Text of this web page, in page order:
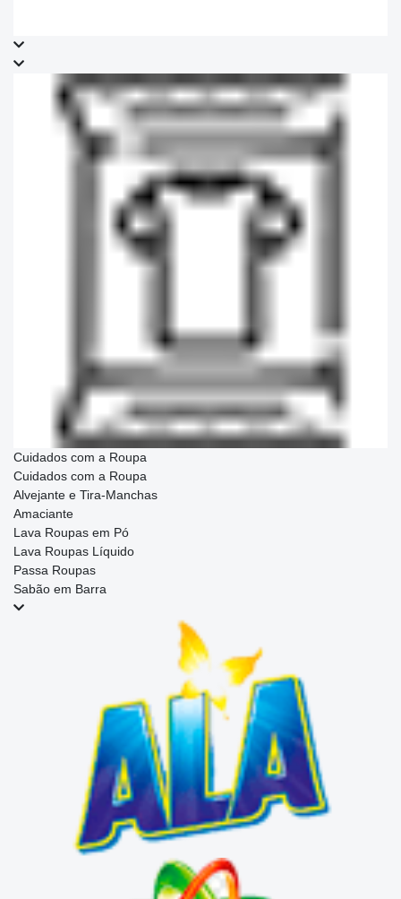
Cuidados com a Roupa
Cuidados com a Roupa
Alvejante e Tira-Manchas
Amaciante
Lava Roupas em Pó
Lava Roupas Líquido
Passa Roupas
Sabão em Barra